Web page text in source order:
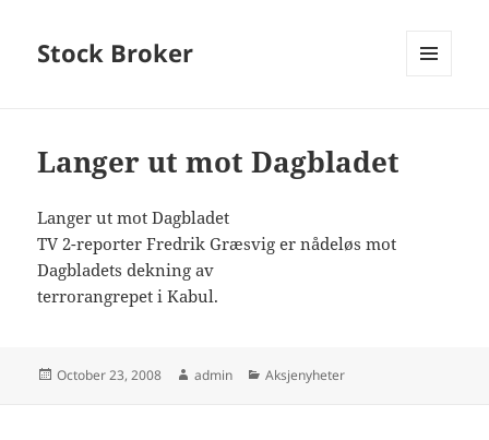
Stock Broker
Langer ut mot Dagbladet
Langer ut mot Dagbladet
TV 2-reporter Fredrik Græsvig er nådeløs mot
Dagbladets dekning av
terrorangrepet i Kabul.
Posted
October 23, 2008 Author
admin Categories
Aksjenyheter